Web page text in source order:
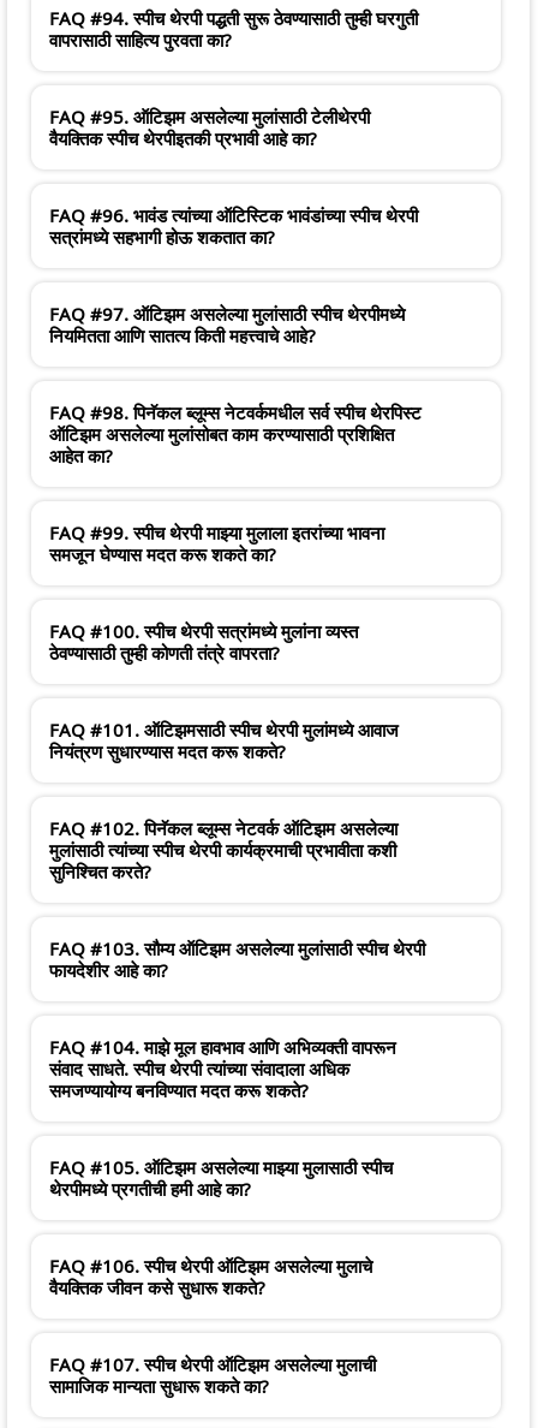
FAQ #94. स्पीच थेरपी पद्धती सुरू ठेवण्यासाठी तुम्ही घरगुती
वापरासाठी साहित्य पुरवता का?
FAQ #95. ऑटिझम असलेल्या मुलांसाठी टेलीथेरपी
वैयक्तिक स्पीच थेरपीइतकी प्रभावी आहे का?
FAQ #96. भावंड त्यांच्या ऑटिस्टिक भावंडांच्या स्पीच थेरपी
सत्रांमध्ये सहभागी होऊ शकतात का?
FAQ #97. ऑटिझम असलेल्या मुलांसाठी स्पीच थेरपीमध्ये
नियमितता आणि सातत्य किती महत्त्वाचे आहे?
FAQ #98. पिनॅकल ब्लूम्स नेटवर्कमधील सर्व स्पीच थेरपिस्ट
ऑटिझम असलेल्या मुलांसोबत काम करण्यासाठी प्रशिक्षित
आहेत का?
FAQ #99. स्पीच थेरपी माझ्या मुलाला इतरांच्या भावना
समजून घेण्यास मदत करू शकते का?
FAQ #100. स्पीच थेरपी सत्रांमध्ये मुलांना व्यस्त
ठेवण्यासाठी तुम्ही कोणती तंत्रे वापरता?
FAQ #101. ऑटिझमसाठी स्पीच थेरपी मुलांमध्ये आवाज
नियंत्रण सुधारण्यास मदत करू शकते?
FAQ #102. पिनॅकल ब्लूम्स नेटवर्क ऑटिझम असलेल्या
मुलांसाठी त्यांच्या स्पीच थेरपी कार्यक्रमाची प्रभावीता कशी
सुनिश्चित करते?
FAQ #103. सौम्य ऑटिझम असलेल्या मुलांसाठी स्पीच थेरपी
फायदेशीर आहे का?
FAQ #104. माझे मूल हावभाव आणि अभिव्यक्ती वापरून
संवाद साधते. स्पीच थेरपी त्यांच्या संवादाला अधिक
समजण्यायोग्य बनविण्यात मदत करू शकते?
FAQ #105. ऑटिझम असलेल्या माझ्या मुलासाठी स्पीच
थेरपीमध्ये प्रगतीची हमी आहे का?
FAQ #106. स्पीच थेरपी ऑटिझम असलेल्या मुलाचे
वैयक्तिक जीवन कसे सुधारू शकते?
FAQ #107. स्पीच थेरपी ऑटिझम असलेल्या मुलाची
सामाजिक मान्यता सुधारू शकते का?